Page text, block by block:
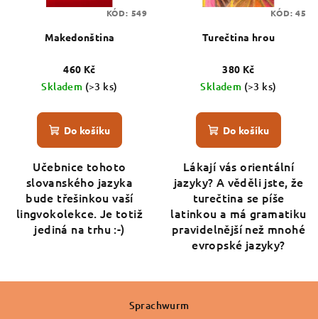
Makedonština
460 Kč
Skladem (>3 ks)
Do košíku
Učebnice tohoto
slovanského jazyka
bude třešinkou vaší
lingvokolekce. Je totiž
jediná na trhu :-)
KÓD: 549
Turečtina hrou
380 Kč
Skladem (>3 ks)
Do košíku
Lákají vás orientální
jazyky? A věděli jste, že
turečtina se píše
latinkou a má gramatiku
pravidelnější než mnohé
evropské jazyky?
KÓD:45
Sprachwurm